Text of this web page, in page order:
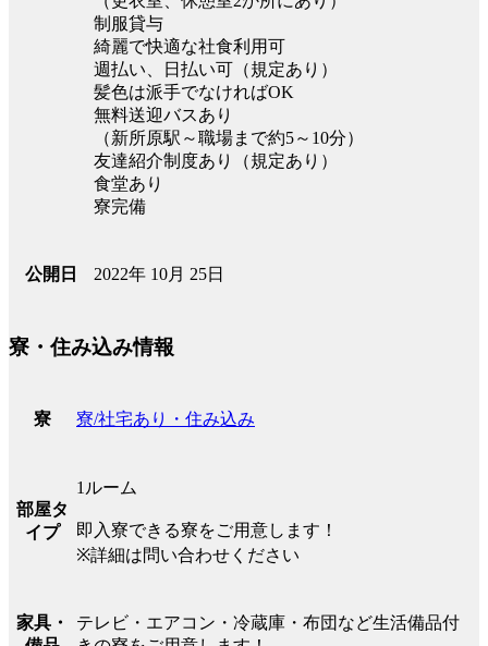
制服貸与
綺麗で快適な社食利用可
週払い、日払い可（規定あり）
髪色は派手でなければOK
無料送迎バスあり
（新所原駅～職場まで約5～10分）
友達紹介制度あり（規定あり）
食堂あり
寮完備
公開日 2022年 10月 25日
寮・住み込み情報
寮 寮/社宅あり・住み込み
部屋タ
イプ
1ルーム
即入寮できる寮をご用意します！
※詳細は問い合わせください
家具・
テレビ・エアコン・冷蔵庫・布団など生活備品付